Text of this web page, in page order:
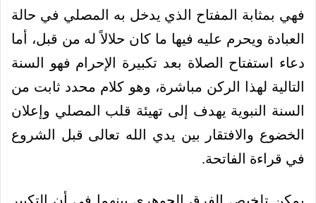
فهي بمثابة المفتاح الذي يدخل به المصلي في حالة
العبادة ويحرم عليه فيها ما كان حلالاً له من قبل، أما
دعاء استفتاح الصلاة بعد تكبيرة الإحرام فهو السنة
التالية لهذا الركن مباشرة، وهو كلام محدد ثابت من
السنة النبوية يهدف إلى تهيئة قلب المصلي وإعلان
الخضوع والافتقار بين يدي الله تعالى قبل الشروع
في قراءة الفاتحة.